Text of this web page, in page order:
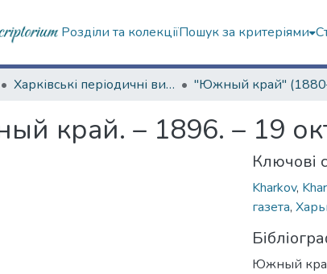
Розділи та колекціїПошук за критеріями
Харківські періодичні видання
край. – 1896. – 19
Ключові
Kharkov,
газета,
Южный